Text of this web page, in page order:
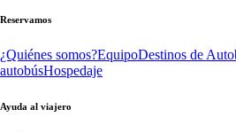
Reservamos
¿Quiénes somos?EquipoDestinos de
autobúsHospedaje
Ayuda al viajero